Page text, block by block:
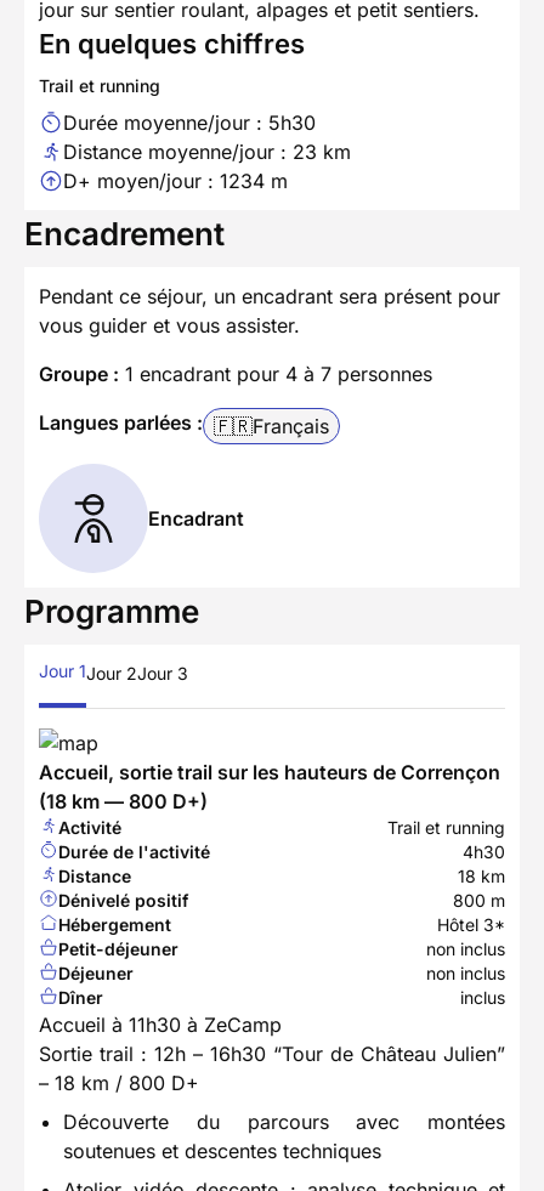
jour sur sentier roulant, alpages et petit sentiers.
En quelques chiffres
Trail et running
Durée moyenne/jour : 5h30
Distance moyenne/jour : 23 km
D+ moyen/jour : 1234 m
Encadrement
Pendant ce séjour, un encadrant sera présent pour
vous guider et vous assister.
Groupe : 1 encadrant pour 4 à 7 personnes
Langues parlées : 🇫🇷Français
Encadrant
Programme
Jour 1Jour 2Jour 3
Accueil, sortie trail sur les hauteurs de Corrençon
(18 km — 800 D+)
Activité
Trail et running
Durée de l'activité
4h30
Distance
18 km
Dénivelé positif
800 m
Hébergement
Hôtel 3*
Petit-déjeuner
non inclus
Déjeuner
non inclus
Dîner
inclus
Accueil à 11h30 à ZeCamp
Sortie trail : 12h – 16h30 “Tour de Château Julien”
– 18 km / 800 D+
Découverte du parcours avec montées
soutenues et descentes techniques